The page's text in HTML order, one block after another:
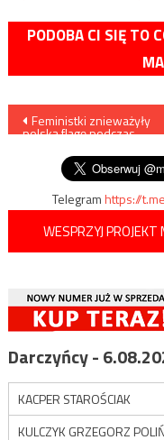
PODOBA CI SIĘ TO
Nawigacja
wpisu
Feministki znieważyły
polską flagę podczas
Telegramhttps://
WESPRZYJ
Darczyńcy -
KACPER STAROŚCIAK
KULCZYK GRZEGORZ